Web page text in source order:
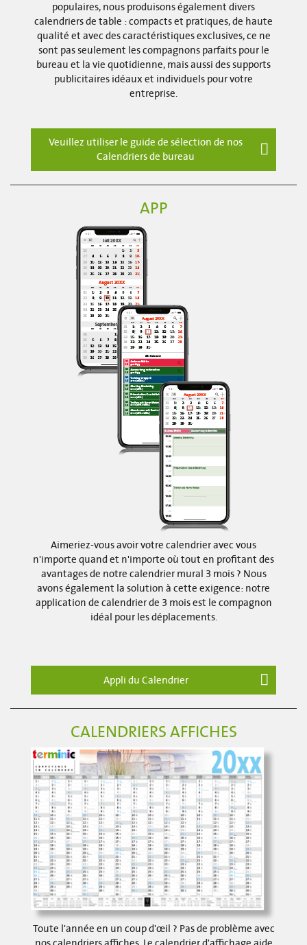
populaires, nous produisons également divers
calendriers de table : compacts et pratiques, de haute
qualité et avec des caractéristiques exclusives, ce ne
sont pas seulement les compagnons parfaits pour le
bureau et la vie quotidienne, mais aussi des supports
publicitaires idéaux et individuels pour votre
entreprise.
Veuillez utiliser le guide de sélection de nos
Calendriers de bureau
APP
Aimeriez-vous avoir votre calendrier avec vous
n'importe quand et n'importe où tout en profitant des
avantages de notre calendrier mural 3 mois ? Nous
avons également la solution à cette exigence: notre
application de calendrier de 3 mois est le compagnon
idéal pour les déplacements.
Appli du Calendrier
CALENDRIERS AFFICHES
Toute l'année en un coup d'œil ? Pas de problème avec